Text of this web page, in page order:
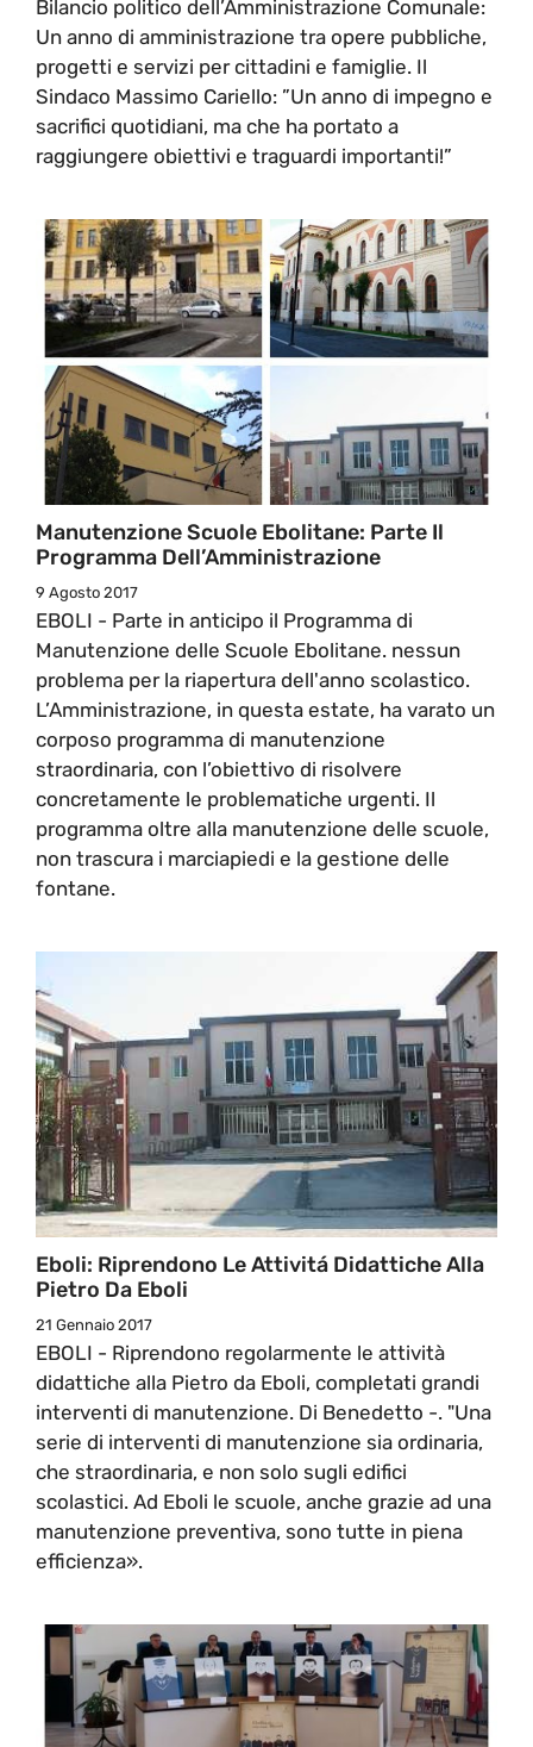
Bilancio politico dell’Amministrazione Comunale:
Un anno di amministrazione tra opere pubbliche,
progetti e servizi per cittadini e famiglie. Il
Sindaco Massimo Cariello: ”Un anno di impegno e
sacrifici quotidiani, ma che ha portato a
raggiungere obiettivi e traguardi importanti!”
Manutenzione Scuole Ebolitane: Parte Il
Programma Dell’Amministrazione
9 Agosto 2017
EBOLI - Parte in anticipo il Programma di
Manutenzione delle Scuole Ebolitane. nessun
problema per la riapertura dell'anno scolastico.
L’Amministrazione, in questa estate, ha varato un
corposo programma di manutenzione
straordinaria, con l’obiettivo di risolvere
concretamente le problematiche urgenti. Il
programma oltre alla manutenzione delle scuole,
non trascura i marciapiedi e la gestione delle
fontane.
Eboli: Riprendono Le Attivitá Didattiche Alla
Pietro Da Eboli
21 Gennaio 2017
EBOLI - Riprendono regolarmente le attività
didattiche alla Pietro da Eboli, completati grandi
interventi di manutenzione. Di Benedetto -. "Una
serie di interventi di manutenzione sia ordinaria,
che straordinaria, e non solo sugli edifici
scolastici. Ad Eboli le scuole, anche grazie ad una
manutenzione preventiva, sono tutte in piena
efficienza».